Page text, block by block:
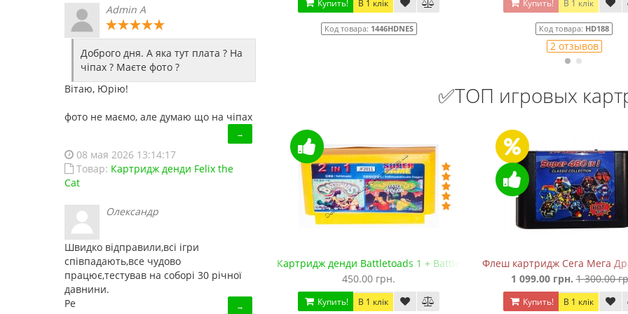
Admin A
Доброго дня. А яка тут плата ? На
чіпах ? Маєте фото ?
Вітаю, Юрію!
фото не маємо, але думаю що на чіпах
→
08 мая 2026 13:14:17
Товар: Картридж денди Felix the
Cat
Олександр
Швидко відправили,всі ігри
співпадають,все чудово
працює,тестував на соборі 30 річної
давнини.
Ре
→
Купить!
Код товара:
Купить! В 1 клік
Код товара: 1446HDNES
Купить! В 1 клік
Код товара: HD188
2 отзывов
✅ТОП игровых
Супер Картридж денди 150 в 1
450.00 грн.
Картридж денди Battletoads 1 + Battletoads 2: Double Dragon
450.00 грн.
Купить! В 1 клік
Флеш картридж Сега Мега
1 099.00 грн. 1 300.00
Купить! В 1 клік